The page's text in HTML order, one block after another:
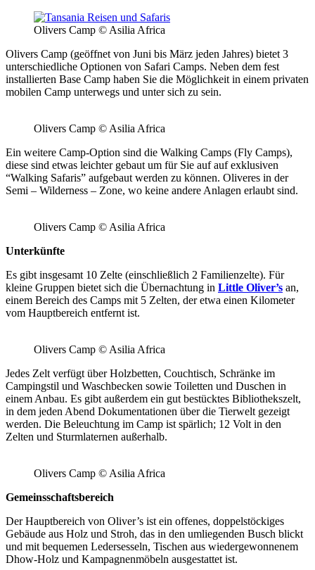
Olivers Camp © Asilia Africa
Olivers Camp (geöffnet von Juni bis März jeden Jahres) bietet 3
unterschiedliche Optionen von Safari Camps. Neben dem fest
installierten Base Camp haben Sie die Möglichkeit in einem privaten
mobilen Camp unterwegs und unter sich zu sein.
Olivers Camp © Asilia Africa
Ein weitere Camp-Option sind die Walking Camps (Fly Camps),
diese sind etwas leichter gebaut um für Sie auf auf exklusiven
“Walking Safaris” aufgebaut werden zu können. Oliveres in der
Semi – Wilderness – Zone, wo keine andere Anlagen erlaubt sind.
Olivers Camp © Asilia Africa
Unterkünfte
Es gibt insgesamt 10 Zelte (einschließlich 2 Familienzelte). Für
kleine Gruppen bietet sich die Übernachtung in Little Oliver’s an,
einem Bereich des Camps mit 5 Zelten, der etwa einen Kilometer
vom Hauptbereich entfernt ist.
Olivers Camp © Asilia Africa
Jedes Zelt verfügt über Holzbetten, Couchtisch, Schränke im
Campingstil und Waschbecken sowie Toiletten und Duschen in
einem Anbau. Es gibt außerdem ein gut bestücktes Bibliothekszelt,
in dem jeden Abend Dokumentationen über die Tierwelt gezeigt
werden. Die Beleuchtung im Camp ist spärlich; 12 Volt in den
Zelten und Sturmlaternen außerhalb.
Olivers Camp © Asilia Africa
Gemeinsschaftsbereich
Der Hauptbereich von Oliver’s ist ein offenes, doppelstöckiges
Gebäude aus Holz und Stroh, das in den umliegenden Busch blickt
und mit bequemen Ledersesseln, Tischen aus wiedergewonnenem
Dhow-Holz und Kampagnenmöbeln ausgestattet ist.